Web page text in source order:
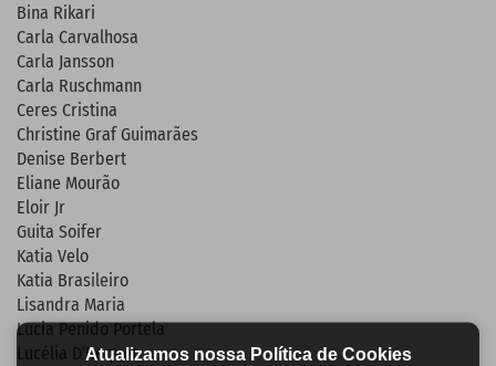
Bina Rikari
Carla Carvalhosa
Carla Jansson
Carla Ruschmann
Ceres Cristina
Christine Graf Guimarães
Denise Berbert
Eliane Mourão
Eloir Jr
Guita Soifer
Katia Velo
Katia Brasileiro
Lisandra Maria
Lucia Penido Portela
Lucélia D’RoquetAtualizamos nossa Política de Cookies